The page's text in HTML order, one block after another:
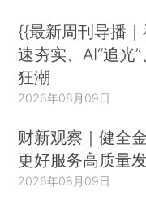
{{最新周刊导播
速夯实、AI“追光
狂潮
2026年08月09日
财新观察｜健全
更好服务高质量
2026年08月09日